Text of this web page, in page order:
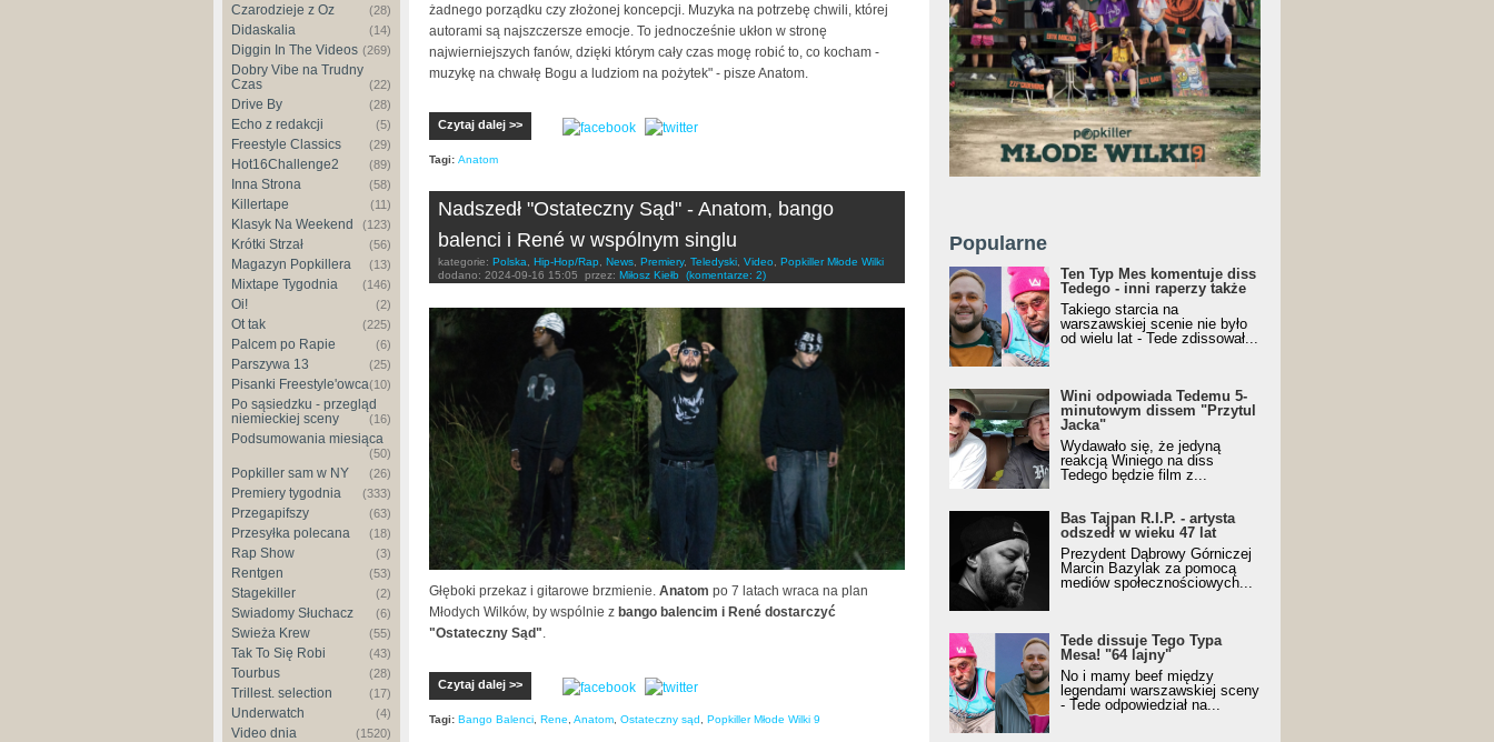
Czarodzieje z Oz (28)
Didaskalia (14)
Diggin In The Videos (269)
Dobry Vibe na Trudny
Czas
(22)
Drive By (28)
Echo z redakcji (5)
Freestyle Classics (29)
Hot16Challenge2 (89)
Inna Strona (58)
Killertape (11)
Klasyk Na Weekend (123)
Krótki Strzał (56)
Magazyn Popkillera (13)
Mixtape Tygodnia (146)
Oi! (2)
Ot tak (225)
Palcem po Rapie (6)
Parszywa 13 (25)
Pisanki Freestyle'owca(10)
Po sąsiedzku - przegląd
niemieckiej sceny
(16)
Podsumowania miesiąca
(50)
Popkiller sam w NY (26)
Premiery tygodnia (333)
Przegapifszy (63)
Przesyłka polecana (18)
Rap Show (3)
Rentgen (53)
Stagekiller (2)
Świadomy Słuchacz (6)
Świeża Krew (55)
Tak To Się Robi (43)
Tourbus (28)
Trillest. selection (17)
Underwatch (4)
Video dnia (1520)
żadnego porządku czy złożonej koncepcji. Muzyka na potrzebę chwili, której
autorami są najszczersze emocje. To jednocześnie ukłon w stronę
najwierniejszych fanów, dzięki którym cały czas mogę robić to, co kocham -
muzykę na chwałę Bogu a ludziom na pożytek" - pisze Anatom.
Czytaj dalej >>
Tagi: Anatom
Nadszedł "Ostateczny Sąd" - Anatom, bango
balenci i René w wspólnym singlu
kategorie: Polska Hip-Hop/Rap News Premiery, Teledyski Video
Popkiller Młode Wilki
dodano: 2024-09-16 15:05 przez: Miłosz Kiełb (komentarze: 2)
Głęboki przekaz i gitarowe brzmienie. Anatom po 7 latach wraca na plan
Młodych Wilków, by wspólnie z bango balencim i René dostarczyć
"Ostateczny Sąd".
Czytaj dalej >>
Tagi: Bango Balenci, Rene, Anatom, Ostateczny sąd, Popkiller Młode Wilki 9
Popularne
Ten Typ Mes komentuje diss
Tedego - inni raperzy także
Takiego starcia na
warszawskiej scenie nie było
od wielu lat - Tede zdissował...
Wini odpowiada Tedemu 5-
minutowym dissem "Przytul
Jacka"
Wydawało się, że jedyną
reakcją Winiego na diss
Tedego będzie film z...
Bas Tajpan R.I.P. - artysta
odszedł w wieku 47 lat
Prezydent Dąbrowy Górniczej
Marcin Bazylak za pomocą
mediów społecznościowych...
Tede dissuje Tego Typa
Mesa! "64 lajny"
No i mamy beef między
legendami warszawskiej sceny
- Tede odpowiedział na...